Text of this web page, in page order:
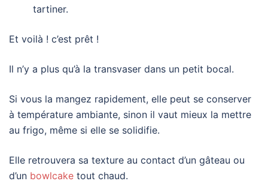
tartiner.
Et voilà ! c’est prêt !
Il n’y a plus qu’à la transvaser dans un petit bocal.
Si vous la mangez rapidement, elle peut se conserver
à température ambiante, sinon il vaut mieux la mettre
au frigo, même si elle se solidifie.
Elle retrouvera sa texture au contact d’un gâteau ou
d’un bowlcake tout chaud.